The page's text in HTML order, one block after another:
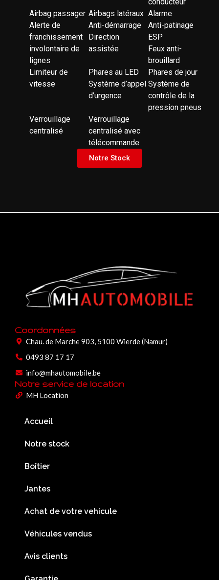
Airbag passager Airbags latéraux Alarme
Alerte de
franchissement
involontaire de
lignes
Anti-démarrage
Anti-patinage
Direction
assistée
ESP
Feux anti-
brouillard
Limiteur de
vitesse
Phares au LED
Phares de jour
Système d’appel
d’urgence
Système de
contrôle de la
pression pneus
Verrouillage
centralisé
Verrouillage
centralisé avec
télécommande
Notre Stock
Coordonnées
Chau. de Marche 903, 5100 Wierde (Namur)
0493 87 17 17
info@mhautomobile.be
Notre service de location
MH Location
Accueil
Notre stock
Boîtier
Jantes
Achat de votre vehicule
Véhicules vendus
Avis clients